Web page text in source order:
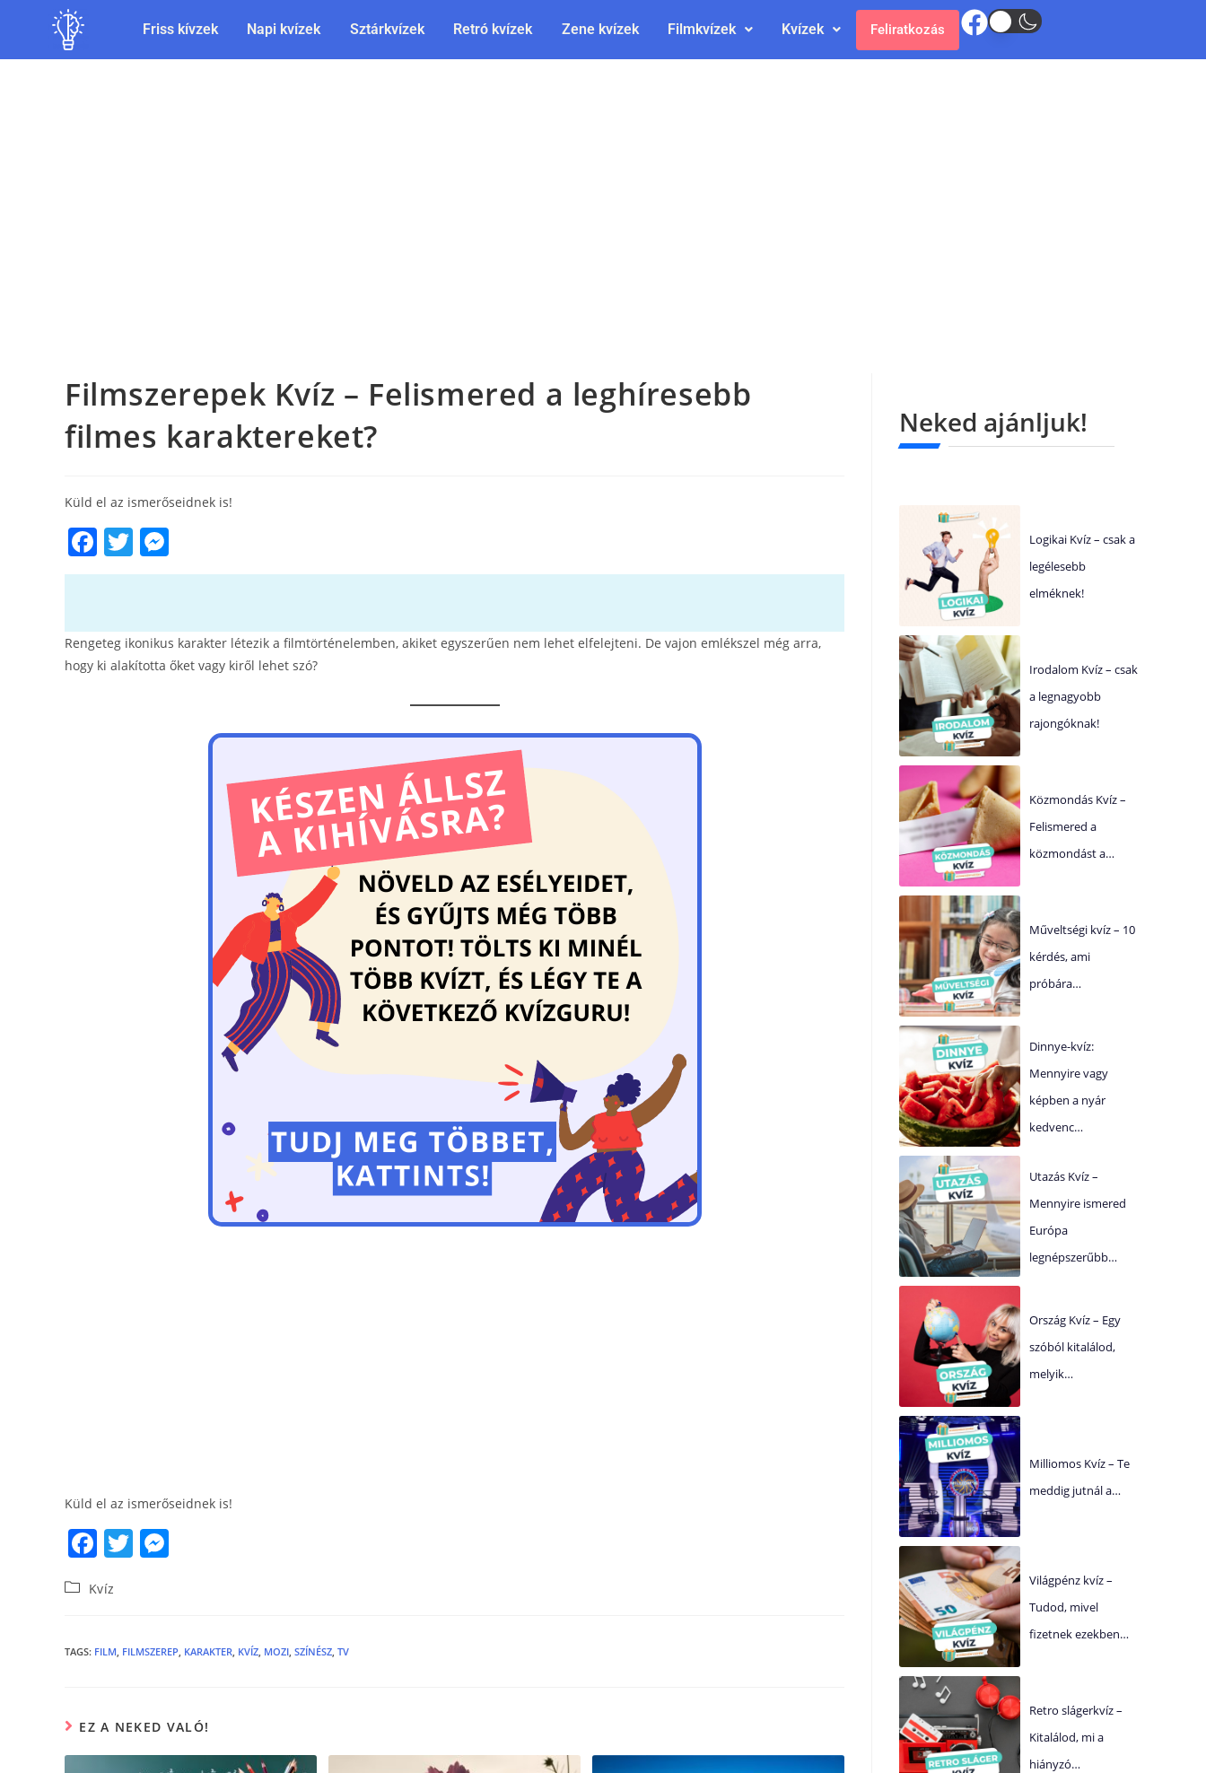
Friss kívzek Napi kvízek Sztárkvízek Retró kvízek Zene kvízek Filmkvízek Kvízek Feliratkozás
Filmszerepek Kvíz – Felismered a leghíresebb
filmes karaktereket?
Küld el az ismerőseidnek is!
F
a
e
b
T
w
er
e
e
n
Rengeteg ikonikus karakter létezik a filmtörténelemben, akiket egyszerűen nem lehet elfelejteni. De vajon emlékszel még arra,
hogy ki alakította őket vagy kiről lehet szó?
Küld el az ismerőseidnek is!
F
c
b
o
k
T
n
er
Kvíz
TAGS: FILM, FILMSZEREP, KARAKTER, KVÍZ, MOZI, SZÍNÉSZ, TV
EZ A NEKED VALÓ!
Neked ajánljuk!
Logikai Kvíz – csak a
legélesebb
elméknek!
Irodalom Kvíz – csak
a legnagyobb
rajongóknak!
Közmondás Kvíz –
Felismered a
közmondást a…
Műveltségi kvíz – 10
kérdés, ami
próbára…
Dinnye-kvíz:
Mennyire vagy
képben a nyár
kedvenc…
Utazás Kvíz –
Mennyire ismered
Európa
legnépszerűbb…
Ország Kvíz – Egy
szóból kitalálod,
melyik…
Milliomos Kvíz – Te
meddig jutnál a…
Világpénz kvíz –
Tudod, mivel
fizetnek ezekben…
Retro slágerkvíz –
Kitalálod, mi a
hiányzó…